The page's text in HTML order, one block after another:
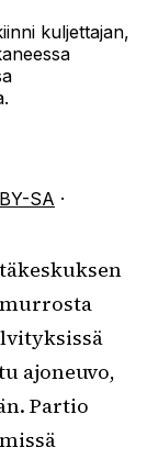
kuljettajan,
SA ·
ajoneuvo,
Partio